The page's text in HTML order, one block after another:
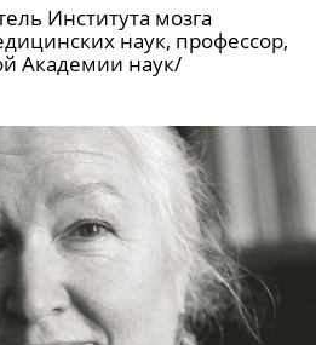
Института мозга
наук, профессор,
Академии наук/